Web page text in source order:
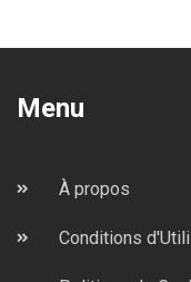
Menu
À propos
Conditions